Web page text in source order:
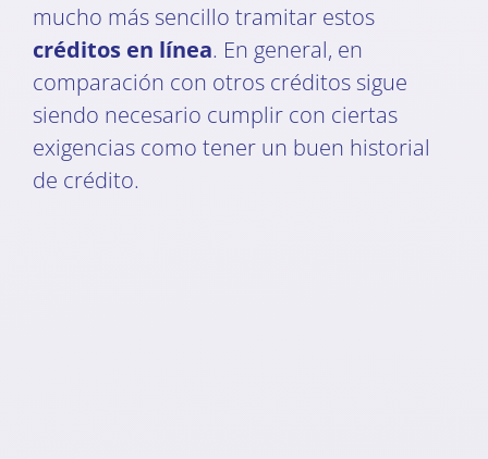
mucho más sencillo tramitar estos
créditos en línea. En general, en
comparación con otros créditos sigue
siendo necesario cumplir con ciertas
exigencias como tener un buen historial
de crédito.